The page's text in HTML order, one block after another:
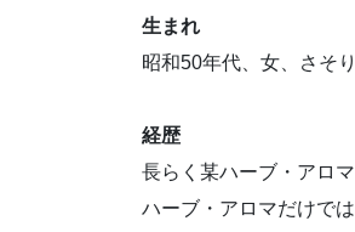
生まれ
昭和50年代、女、さそ
経歴
長らく某ハーブ・アロ
ハーブ・アロマだけで